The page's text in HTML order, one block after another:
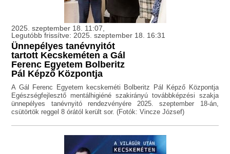
2025. szeptember 18. 11:07,
Legutóbb frissítve: 2025. szeptember 18. 16:31
Ünnepélyes tanévnyitót
tartott Kecskeméten a Gál
Ferenc Egyetem Bolberitz
Pál Képző Központja
A Gál Ferenc Egyetem kecskeméti Bolberitz Pál Képző Központja
Egészségfejlesztő mentálhigiéné szakirányú továbbképzési szakja
ünnepélyes tanévnyitó rendezvényére 2025. szeptember 18-án,
csütörtök reggel 8 órától került sor. (Fotók: Vincze József)